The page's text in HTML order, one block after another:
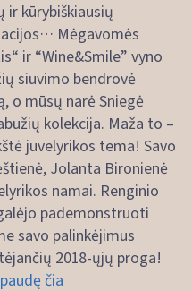
ir kūrybiškiausių
Mėgavomės
ir “Wine&Smile” vyno
siuvimo bendrovė
o mūsų narė Sniegė
kolekcija. Maža to –
juvelyrikos tema! Savo
Jolanta Bironienė
namai. Renginio
pademonstruoti
savo palinkėjimus
2018-ųjų proga!
čia